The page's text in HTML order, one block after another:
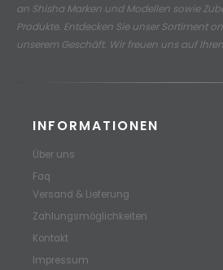
an Shisha Marken und Modellen sowie
Produkte. Entdecken Sie unser Sortiment
unserem Geschäft. Wir freuen uns auf
INFORMATIONEN
Über uns
Faq
Versand & Lieferung
Zahlungsmöglichkeiten
Kontakt
Impressum